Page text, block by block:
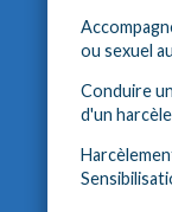
ou sexuel
Conduire
d'un